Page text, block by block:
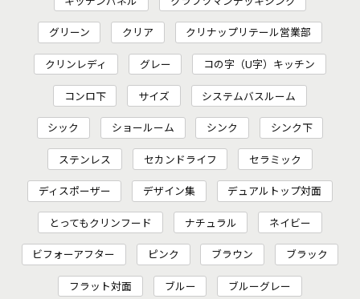
グリーン クリア クリナップリテール営業部
クリンレディ グレー コの字（U字）キッチン
コンロ下 サイズ システムバスルーム
シック ショールーム シンク シンク下
ステンレス セカンドライフ セラミック
ディスポーザー デザイン集 デュアルトップ対面
とってもクリンフード ナチュラル ネイビー
ビフォーアフター ピンク ブラウン ブラック
フラット対面 ブルー ブルーグレー